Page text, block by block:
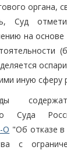
органа,
Суд
на
иную сферу
Суда
О "Об отказе в
с